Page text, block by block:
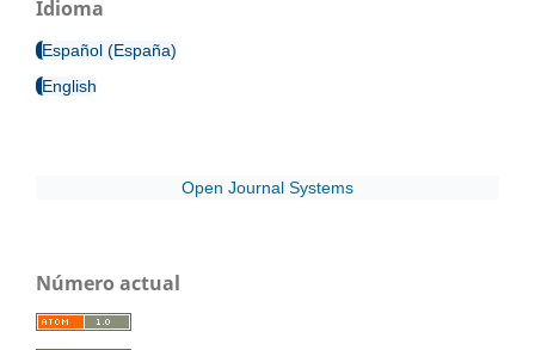
Idioma
Español (España)
English
Open Journal Systems
Número actual